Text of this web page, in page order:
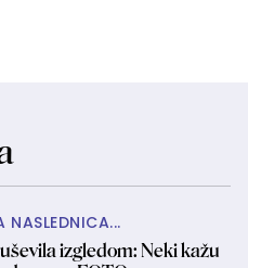
NASLEDNICA...
izgledom: Neki kažu